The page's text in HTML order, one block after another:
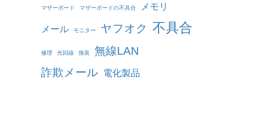
マザーボード マザーボードの不具合 メモリ
メール モニター ヤフオク 不具合
修理 光回線 換装
無線LAN
詐欺メール 電化製品